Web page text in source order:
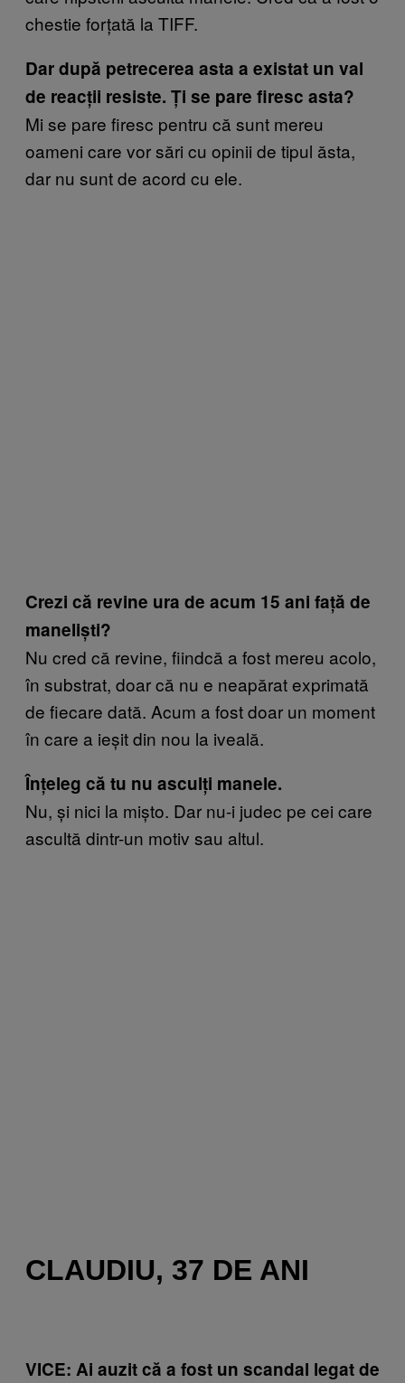
chestie forțată la TIFF.
Dar după petrecerea asta a existat un val
de reacții resiste. Ți se pare firesc asta?
Mi se pare firesc pentru că sunt mereu
oameni care vor sări cu opinii de tipul ăsta,
dar nu sunt de acord cu ele.
Crezi că revine ura de acum 15 ani față de
maneliști?
Nu cred că revine, fiindcă a fost mereu acolo,
în substrat, doar că nu e neapărat exprimată
de fiecare dată. Acum a fost doar un moment
în care a ieșit din nou la iveală.
Înțeleg că tu nu asculți manele.
Nu, și nici la mișto. Dar nu-i judec pe cei care
ascultă dintr-un motiv sau altul.
CLAUDIU, 37 DE ANI
VICE: Ai auzit că a fost un scandal legat de